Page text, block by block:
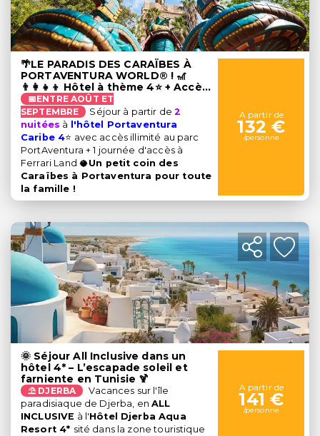
🌴LE PARADIS DES CARAÏBES À
PORTAVENTURA WORLD® ! 🎢
👨‍👩‍👧‍👦 Hôtel à thème 4⭐ + Accès
illimité + 1 journée à Ferrari Land
📅ENTRE AOÛT ET
SEPTEMBRE
Séjour à partir de2
nuitées à
l'hôtel Portaventura
Caribe 4⭐ avec accès illimité au parc
PortAventura + 1 journée d'accès à
Ferrari Land 🥥Un petit coin des
Caraïbes à Portaventura pour toute
la famille !
A partir de
132 €
/personne
🌞 Séjour All Inclusive dans un
hôtel 4* – L’escapade soleil et
farniente en Tunisie 🍹
⛱ DJERBA
Vacances sur l'île
paradisiaque de Djerba, enALL
INCLUSIVE à l'Hôtel Djerba Aqua
Resort 4* sité dans la zone touristique
A partir de
141 €
/personne